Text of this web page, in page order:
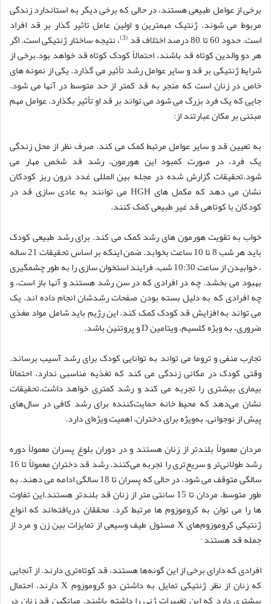
برخی از عوامل طبیعی هستند، در حالی که برخی دیگر به استاندارد زندگی
مربوط می شوند. ژنتیک مهمترین و اولین عامل تاثیر گذار بر قد افراد
است. حدود 60 تا 80 درصد اختلاف قد
(3) ، نتیجه ساختار ژنتیکی است. اگر
هر دو والدین کوتاه قد باشند، احتمالاً کودک کوتاه قد خواهد بود.برخی از
شرایط ژنتیکی بر قد و سایر عوامل رشد تأثیر می گذارد. یکی از نمونه های
خاص در زنان است که منجر به قد کمتر از حد متوسط در آنها می شود.
جایی که یک فرد بزرگ می شود می تواند بر قد او تأثیر بگذارد. عوامل مهم
مبتنی بر مکان عبارتند از:
به تعیین قد و سایر عوامل مرتبط کمک می کند. صرف نظر از محل زندگی
یک فرد، در صورت کمبود این هورمون، رشد قد شخص مهار می
شود.تحقیقات گزارش شده در مجله بین المللی غدد درون ریز کودکان
نشان می دهد که مکمل های HGH می توانند به عادی سازی قد در
کودکان با کوتاهی قد غیر طبیعی کمک کنند.
خواب به تقویت هورمون های رشد کمک می کند. برای رشد طبیعی کودک
باید هر شب 8 تا 10 ساعت بخوابد. ضمن اینکه بر اساس تحقیقات 21 ساله
، خوابیدن از ساعت 10:30 شب، فرایند استخوان سازی را به طور چشمگیری
بهبود می بخشد. چه در افرادی که در سن رشد هستند و آنها باز است، و
چه افرادی که به دلیل بسته بودن صفحات رشدشان انجام داده اند. یک
می تواند به افزایش قد کودک کمک کند. این رژیم باید شامل مواد مغذی
ضروری، به ویژه کلسیم، ویتامین D و پروتئین باشد.
تجارب منفی و تروما می تواند به توانایی کودک برای رشد آسیب برساند.
وقتی کودک در مکانی زندگی می کند که تغذیه مناسبی ندارد، احتمالاً
بیماری بیشتری را تجربه می کند و رشد کمتری خواهد داشت.تحقیقات
نشان می‌دهد که محیط خانه حمایت‌کننده برای رشد کافی در سال‌های
پیش از نوجوانی، به‌ویژه برای دختران، اهمیت ویژه‌ای دارد.
مردان معمولاً بلندتر از زنان هستند و در دوران بلوغ پسران معمولاً دوره
رشد طولانی‌تر و سریع‌تری را تجربه می‌کنند. رشد قد دختران معمولاً تا 16
سالگی متوقف می شود، در حالی که پسران تا 18 سالگی ادامه می دهند. به
طور متوسط، مردان تا 15 سانتی متر از زنان قد بلندتر هستند.این تفاوت
ها را می توان به کروموزوم ها مرتبط کرد. محققان دریافته‌اند که انواع
ژنتیکی کروموزوم‌های X مسئول طیف وسیعی از تمایزات بین زن و مرد از
جمله قد هستند.
افرادی که دارای برخی از این گونه‌ها هستند، قد کوتاه‌تری دارند. از آنجایی
که زنان از نظر ژنتیکی تمایل به داشتن دو کروموزوم X دارند، احتمال